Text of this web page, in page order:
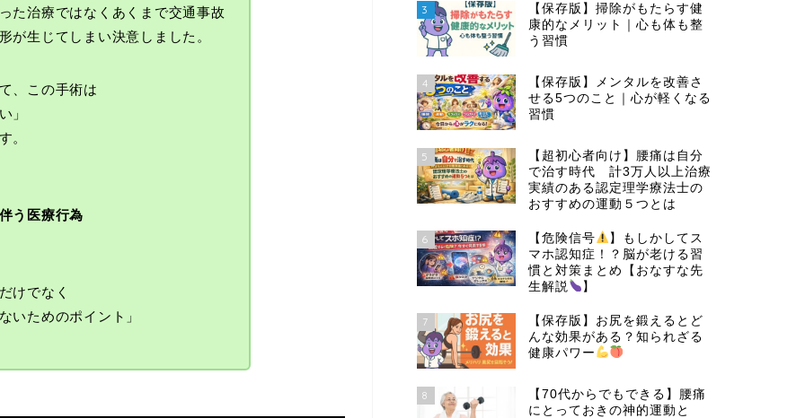
た治療ではなくあくまで交通事故
が生じてしまい決意しました。
、この手術は
」
。
う医療行為
けでなく
いためのポイント」
3
【保存版】掃除がもたらす健
康的なメリット｜心も体も整
う習慣
4
【保存版】メンタルを改善さ
せる5つのこと｜心が軽くなる
習慣
5
【超初心者向け】腰痛は自分
で治す時代 計3万人以上治療
実績のある認定理学療法士の
おすすめの運動５つとは
6 【危険信号
】もしかしてス
マホ認知症！？脳が老ける習
慣と対策まとめ【おなすな先
生解説
】
7
【保存版】お尻を鍛えるとど
んな効果がある？知られざる
健康パワー
8
【70代からでもできる】腰痛
にとっておきの神的運動と